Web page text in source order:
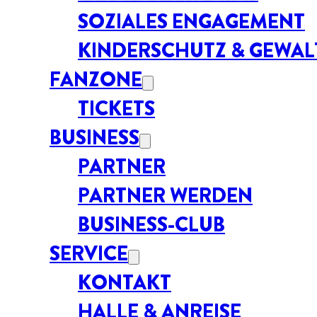
SOZIALES ENGAGEMENT
KINDERSCHUTZ &
FANZONE
TICKETS
BUSINESS
PARTNER
PARTNER WERDEN
BUSINESS-CLUB
SERVICE
KONTAKT